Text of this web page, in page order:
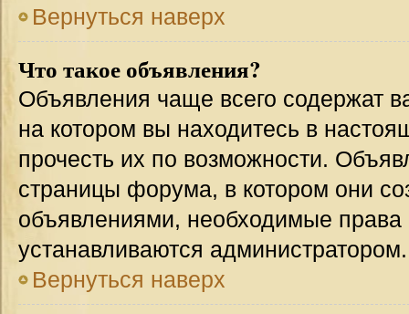
Вернуться наверх
Что такое объявления?
Объявления чаще всего
на котором вы находитесь в
прочесть их по возможности.
страницы форума, в котором они
объявлениями, необходимые права
устанавливаются администратором.
Вернуться наверх